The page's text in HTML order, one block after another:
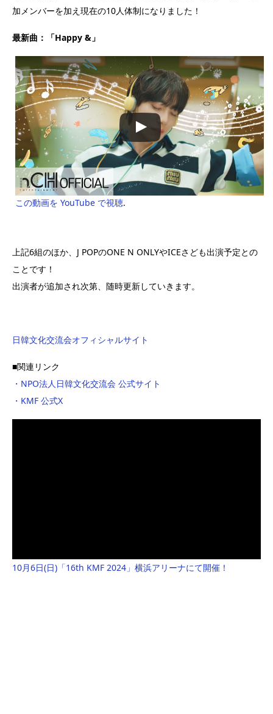
加メンバーを加え現在の10人体制になりました！
最新曲：「Happy &」
この動画を YouTube で視聴.
上記6組のほか、J POPのONE N ONLYやICEさども出演予定との
ことです！
出演者が追加され次第、随時更新していきます。
日韓文化交流会オフィシャルサイト
■関連リンク
・NPO法人日韓文化交流会 公式サイト
・KMF 公式X
10月6日(日)「16th KMF 2024」横浜アリーナにて開催！